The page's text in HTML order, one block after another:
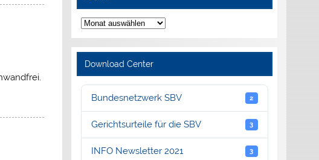
Archiv
Download Center
Bundesnetzwerk SBV 2
Gerichtsurteile für die SBV 3
INFO Newsletter 2021 3